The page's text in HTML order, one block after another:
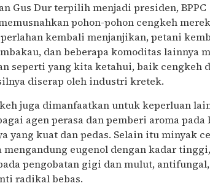
Gus Dur terpilih menjadi presiden, BPPC
pohon-pohon cengkeh
perlahan kembali menjanjikan, petani
dan beberapa komoditas lainnya
seperti yang kita ketahui, baik cengkeh
diserap oleh industri kretek.
juga dimanfaatkan untuk keperluan
agen perasa dan pemberi aroma pada
yang kuat dan pedas. Selain itu minyak
eugenol dengan kadar
pengobatan gigi dan mulut,
radikal bebas.